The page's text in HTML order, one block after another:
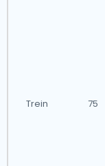
Trein 75